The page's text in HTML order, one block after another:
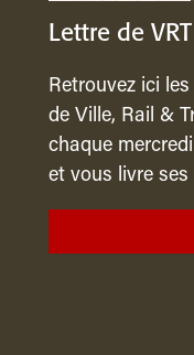
Lettre de VRT
Retrouvez ici
de Ville, Rail &
chaque
et vous livre ses